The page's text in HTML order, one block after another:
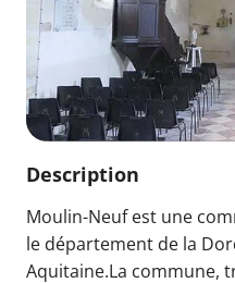
Description
Moulin-Neuf est une
le département de la
Aquitaine.La commune,